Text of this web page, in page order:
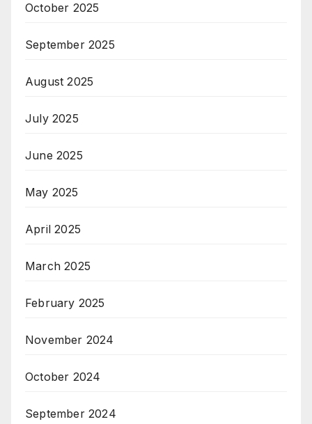
October 2025
September 2025
August 2025
July 2025
June 2025
May 2025
April 2025
March 2025
February 2025
November 2024
October 2024
September 2024